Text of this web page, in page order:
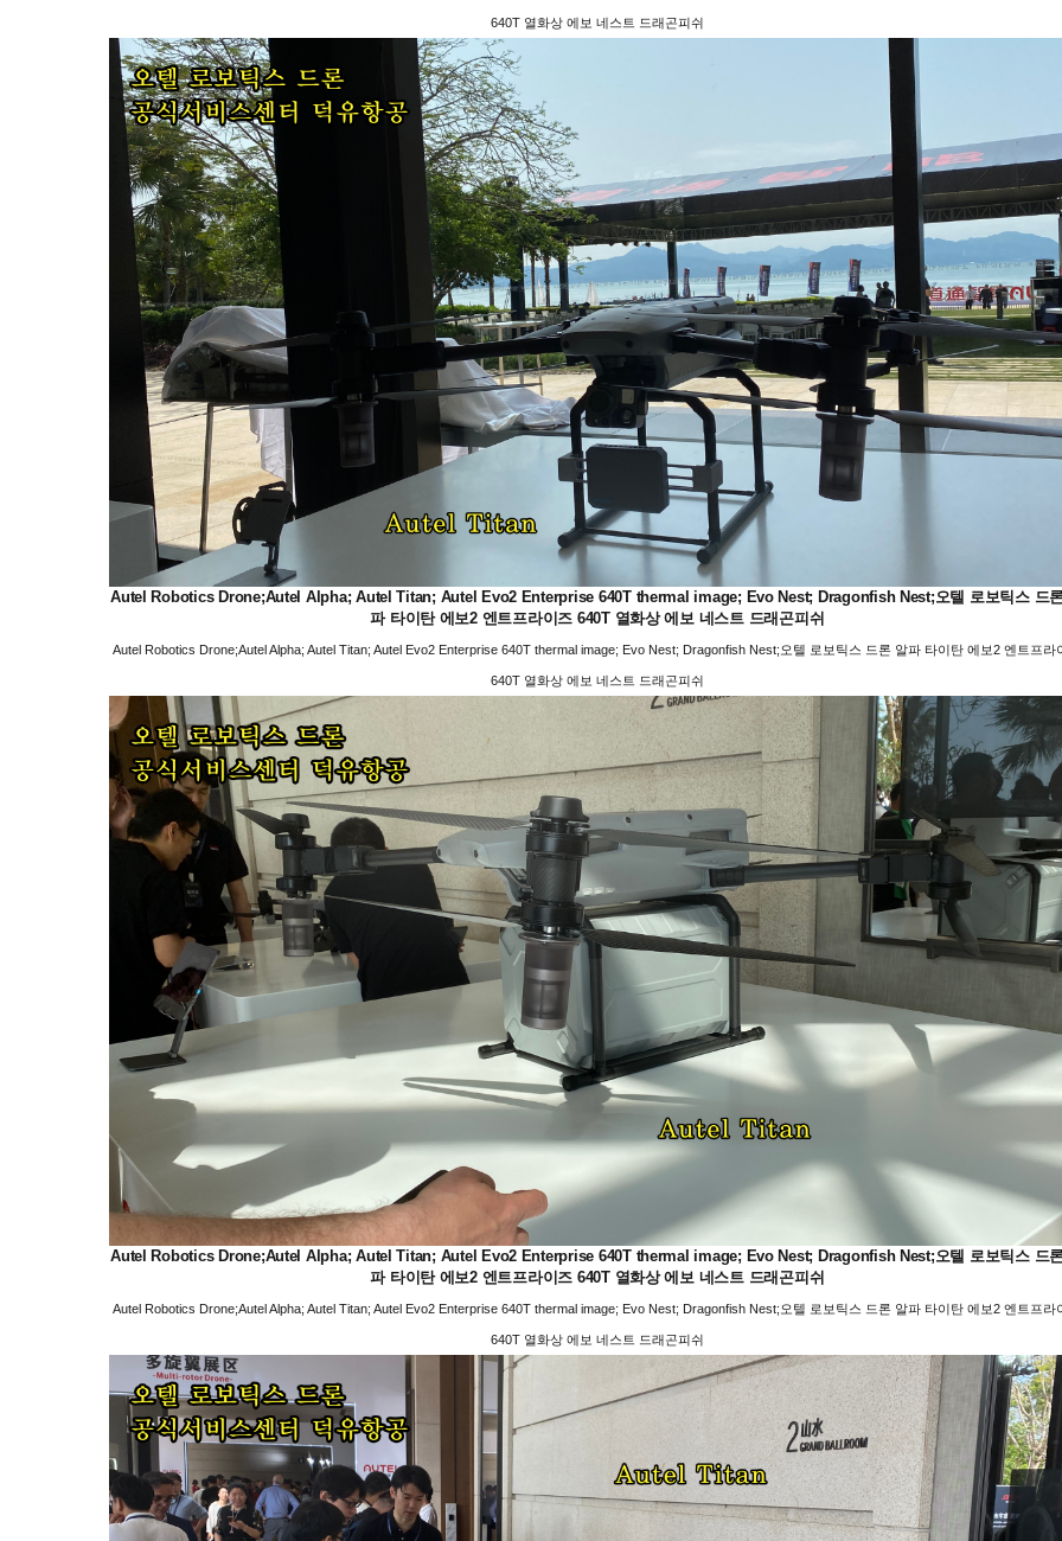
640T 열화상 에보 네스트 드래곤피쉬
Autel Robotics Drone;Autel Alpha; Autel Titan; Autel Evo2 Enterprise 640T thermal image; Evo Nest; Dragonfish Nest;오텔 로보틱스 드
파 타이탄 에보2 엔트프라이즈 640T 열화상 에보 네스트 드래곤피쉬
Autel Robotics Drone;Autel Alpha; Autel Titan; Autel Evo2 Enterprise 640T thermal image; Evo Nest; Dragonfish Nest;오텔 로보틱스 드론 알파 타이탄 에보2 엔트프라
640T 열화상 에보 네스트 드래곤피쉬
Autel Robotics Drone;Autel Alpha; Autel Titan; Autel Evo2 Enterprise 640T thermal image; Evo Nest; Dragonfish Nest;오텔 로보틱스 드
파 타이탄 에보2 엔트프라이즈 640T 열화상 에보 네스트 드래곤피쉬
Autel Robotics Drone;Autel Alpha; Autel Titan; Autel Evo2 Enterprise 640T thermal image; Evo Nest; Dragonfish Nest;오텔 로보틱스 드론 알파 타이탄 에보2 엔트프라
640T 열화상 에보 네스트 드래곤피쉬